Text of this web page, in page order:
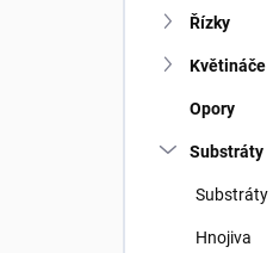
Řízky
Květináče
Opory
Substráty
Substráty
Hnojiva